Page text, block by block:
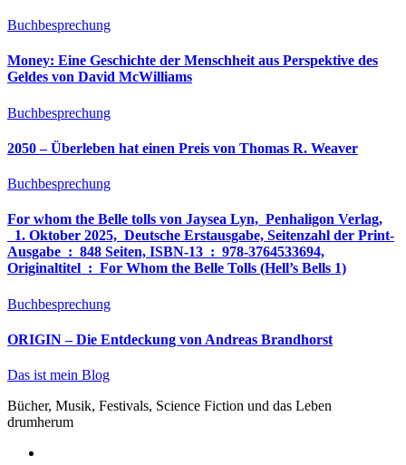
Buchbesprechung
Money: Eine Geschichte der Menschheit aus Perspektive des
Geldes von David McWilliams
Buchbesprechung
2050 – Überleben hat einen Preis von Thomas R. Weaver
Buchbesprechung
For whom the Belle tolls von Jaysea Lyn, ‎ Penhaligon Verlag,
‎ 1. Oktober 2025, ‎ Deutsche Erstausgabe, Seitenzahl der Print-
Ausgabe ‏ : ‎ 848 Seiten, ISBN-13 ‏ : ‎ 978-3764533694,
Originaltitel ‏ : ‎ For Whom the Belle Tolls (Hell’s Bells 1)
Buchbesprechung
ORIGIN – Die Entdeckung von Andreas Brandhorst
Das ist mein Blog
Bücher, Musik, Festivals, Science Fiction und das Leben
drumherum